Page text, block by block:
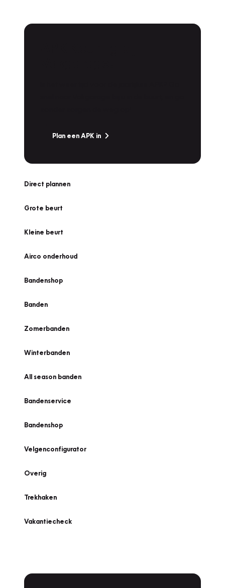
Plan een APK in
Direct plannen
Grote beurt
Kleine beurt
Airco onderhoud
Bandenshop
Banden
Zomerbanden
Winterbanden
All season banden
Bandenservice
Bandenshop
Velgenconfigurator
Overig
Trekhaken
Vakantiecheck